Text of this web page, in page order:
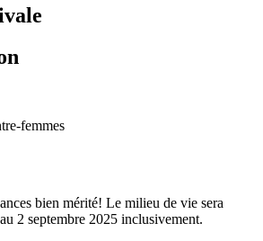
femmes
bien mérité! Le milieu de vie sera
2 septembre 2025 inclusivement.